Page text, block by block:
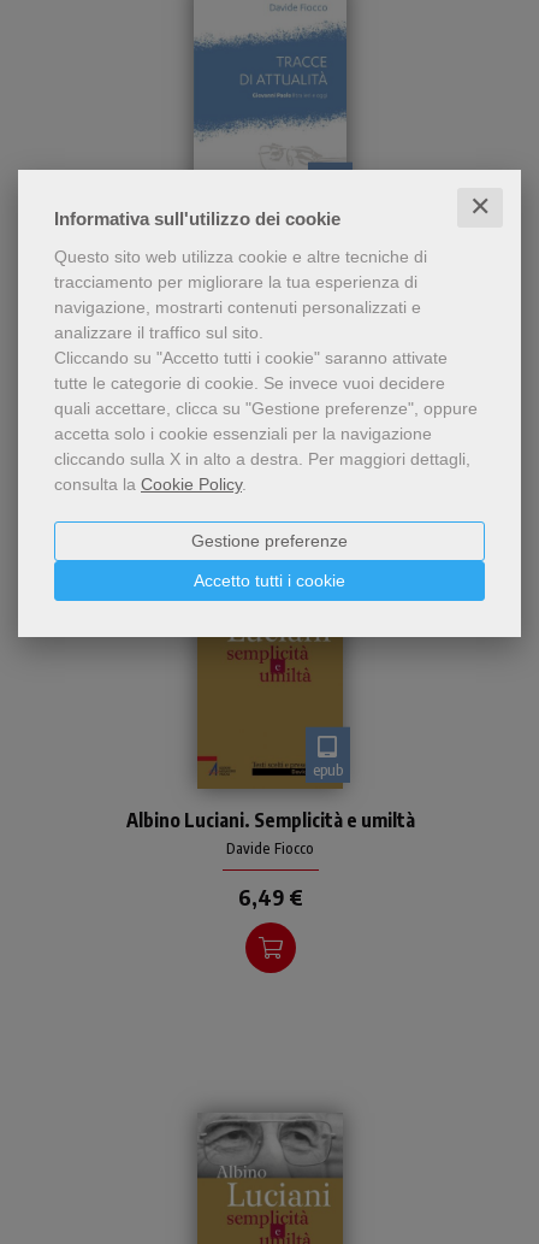
Informativa sull'utilizzo dei cookie ✕
Questo sito web utilizza cookie e altre tecniche di
tracciamento per migliorare la tua esperienza di
navigazione, mostrarti contenuti personalizzati e
analizzare il traffico sul sito.
Cliccando su "Accetto tutti i cookie" saranno attivate
tutte le categorie di cookie. Se invece vuoi decidere
quali accettare, clicca su "Gestione preferenze", oppure
accetta solo i cookie essenziali per la navigazione
cliccando sulla X in alto a destra. Per maggiori dettagli,
consulta la Cookie Policy.
Accetto tutti i cookie
Gestione preferenze
tono piano, con l’intento di
evidenziare alcuni spunti di
attualità dell’indimenticata
figura di papa
Tracce di attualità
Davide Fiocco
7,49 €
epub
essere ricordato solo per la
brevità del pontificato
Albino Luciani. Semplicità e umiltà
Davide Fiocco
6,49 €